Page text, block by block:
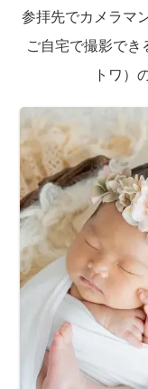
参拝先でカメラマ
ご自宅で撮影で
トワ）